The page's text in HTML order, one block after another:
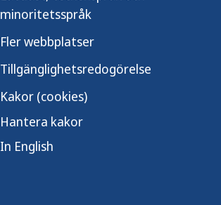
minoritetsspråk
Fler webbplatser
Tillgänglighetsredogörelse
Kakor (cookies)
Hantera kakor
In English